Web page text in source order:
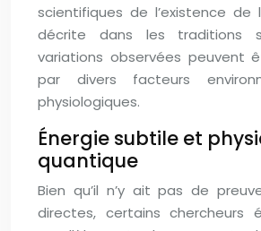
scientifiques de l’existence de
décrite dans les traditions
variations observées peuvent
par divers facteurs
physiologiques.
Énergie subtile et
quantique
Bien qu’il n’y ait pas de
directes, certains chercheurs